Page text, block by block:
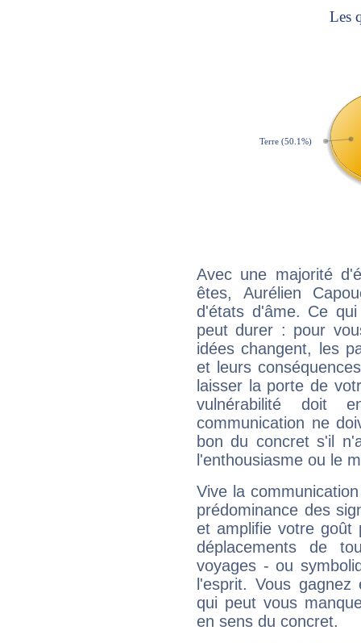
Avec une majorité
êtes, Aurélien
d'états d'âme. Ce
peut durer : pour
idées changent, les
et leurs
laisser la porte de
vulnérabilité doit
communication ne
bon du concret s'il
l'enthousiasme ou le
Vive la
prédominance des
et amplifie votre goût
déplacements de
voyages - ou
l'esprit. Vous
qui peut vous
en sens du concret.